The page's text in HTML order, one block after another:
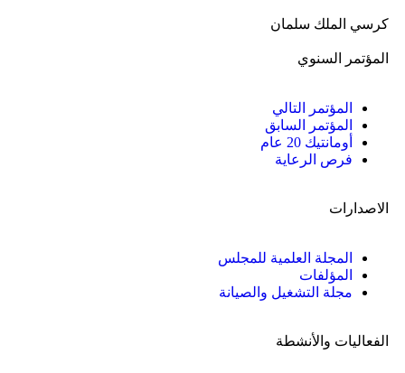
كرسي الملك سلمان
المؤتمر السنوي
المؤتمر التالي
المؤتمر السابق
أومانتيك 20 عام
فرص الرعاية
الاصدارات
المجلة العلمية للمجلس
المؤلفات
مجلة التشغيل والصيانة
الفعاليات والأنشطة